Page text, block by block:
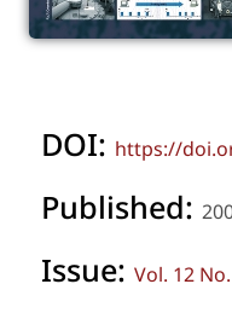
DOI: https://
Published:
Issue: Vol. 12